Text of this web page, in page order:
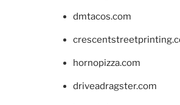
dmtacos.com
hornopizza.com
driveadragster.com